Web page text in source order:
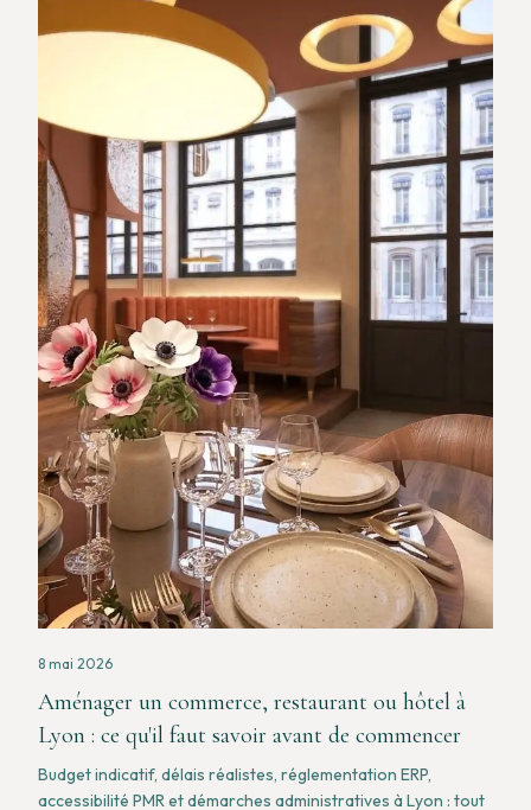
8 mai 2026
Aménager un commerce, restaurant ou hôtel à
Lyon : ce qu'il faut savoir avant de commencer
Budget indicatif, délais réalistes, réglementation ERP,
accessibilité PMR et démarches administratives à Lyon : tout